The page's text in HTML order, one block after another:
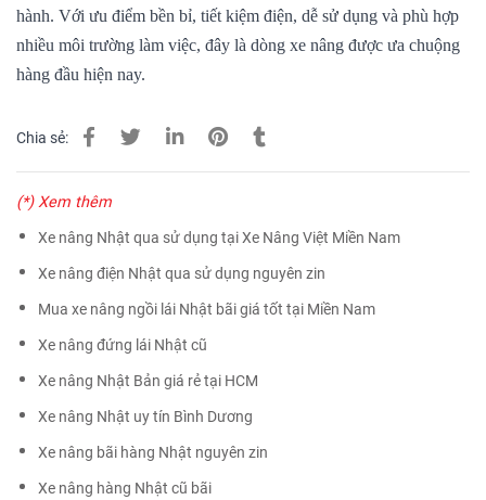
hành. Với ưu điểm bền bỉ, tiết kiệm điện, dễ sử dụng và phù hợp
nhiều môi trường làm việc, đây là dòng xe nâng được ưa chuộng
hàng đầu hiện nay.
Chia sẻ:
(*) Xem thêm
Xe nâng Nhật qua sử dụng tại Xe Nâng Việt Miền Nam
Xe nâng điện Nhật qua sử dụng nguyên zin
Mua xe nâng ngồi lái Nhật bãi giá tốt tại Miền Nam
Xe nâng đứng lái Nhật cũ
Xe nâng Nhật Bản giá rẻ tại HCM
Xe nâng Nhật uy tín Bình Dương
Xe nâng bãi hàng Nhật nguyên zin
Xe nâng hàng Nhật cũ bãi